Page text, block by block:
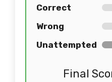
Correct
Wrong
Unattempted
Final